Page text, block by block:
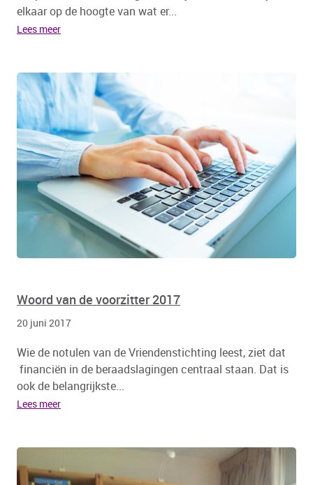
elkaar op de hoogte van wat er...
Lees meer
Woord van de voorzitter 2017
20 juni 2017
Wie de notulen van de Vriendenstichting leest, ziet dat
financiën in de beraadslagingen centraal staan. Dat is
ook de belangrijkste...
Lees meer